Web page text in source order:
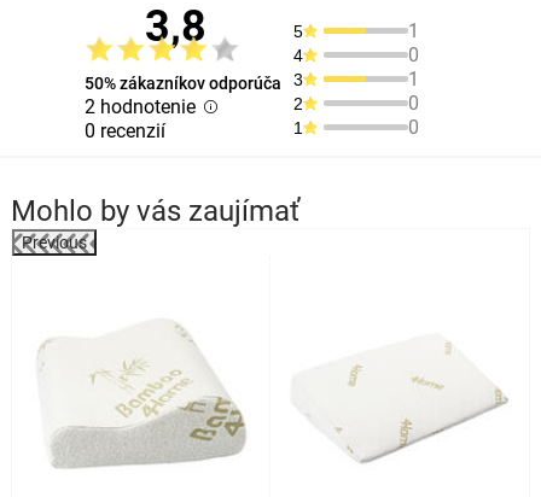
3,8
50% zákazníkov odporúča
2 hodnotenie
0 recenzií
5 1
4 0
3 1
2 0
1 0
Mohlo by vás zaujímať
Previous